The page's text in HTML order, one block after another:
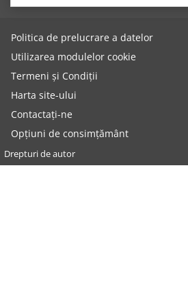
Politica de prelucrare a datelor
Utilizarea modulelor cookie
Termeni și Condiții
Harta site-ului
Contactați-ne
Opțiuni de consimțământ
Drepturi de autor